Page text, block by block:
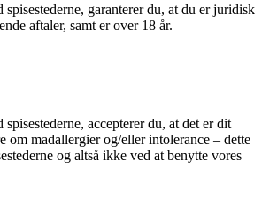
spisestederne, garanterer du, at du er juridisk
aftaler, samt er over 18 år.
accepterer du, at det er dit
om madallergier og/eller intolerance – dette
og altså ikke ved at benytte vores